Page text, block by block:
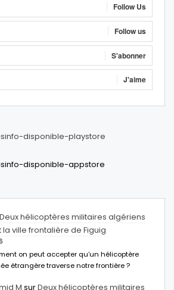
Follow Us
Follow us
S'abonner
J'aime
Deux hélicoptères militaires algériens
la ville frontalière de Figuig
on peut accepter qu’un hélicoptère
étrangère traverse notre frontière ?
M surDeux hélicoptères militaires